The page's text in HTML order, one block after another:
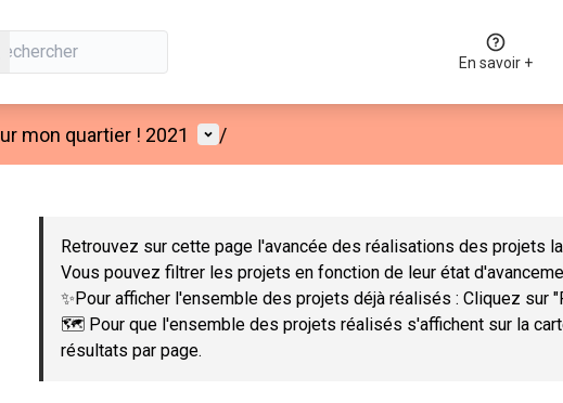
En savoir +
mon quartier ! 2021 Menu utilisateur
/
Passer la carte
Retrouvez sur cette page l'avancée des réalisations des projets
Vous pouvez filtrer les projets en fonction de leur état
✨Pour afficher l'ensemble des projets déjà réalisés : Cliquez sur
🗺️ Pour que l'ensemble des projets réalisés s'affichent sur la
résultats par page.